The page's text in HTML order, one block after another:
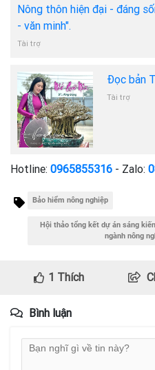
Nông thôn hiện đại - đáng
- văn minh".
Tài trợ
Đọc bản
Tài trợ
Hotline: 0965855316 - Zalo:
Bảo hiểm nông nghiệp
Hội thảo tổng kết dự án sáng
ngành nông
1 Thích
Bình luận